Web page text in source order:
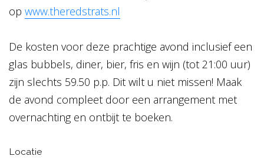
op www.theredstrats.nl
De kosten voor deze prachtige avond inclusief een
glas bubbels, diner, bier, fris en wijn (tot 21:00 uur)
zijn slechts 59.50 p.p. Dit wilt u niet missen! Maak
de avond compleet door een arrangement met
overnachting en ontbijt te boeken.
Locatie